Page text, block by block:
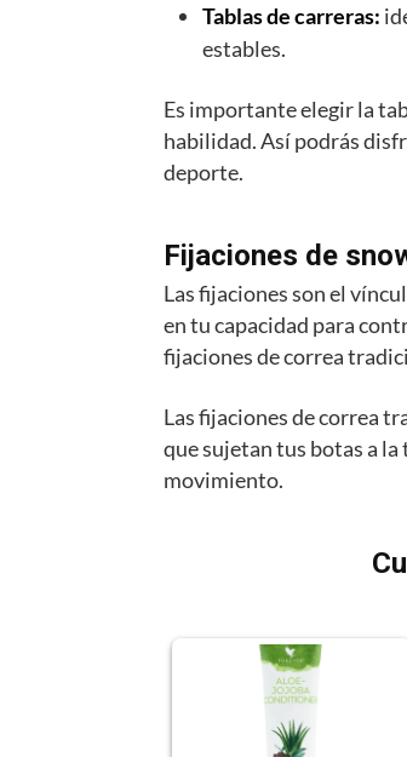
Tablas de carreras:
estables.
Es importante elegir la
habilidad. Así podrás
deporte.
Fijaciones de
Las fijaciones son el
en tu capacidad para
fijaciones de correa
Las fijaciones de correa
que sujetan tus botas a
movimiento.